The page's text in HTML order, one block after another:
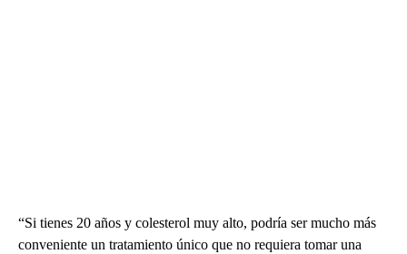
“Si tienes 20 años y colesterol muy alto, podría ser mucho más
conveniente un tratamiento único que no requiera tomar una